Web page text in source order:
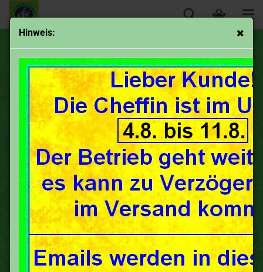
Hinweis:
Adapter Gewindeanschluss
Sortieren nach 50 pro Seite